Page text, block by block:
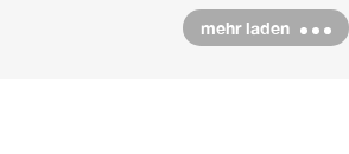
mehr laden